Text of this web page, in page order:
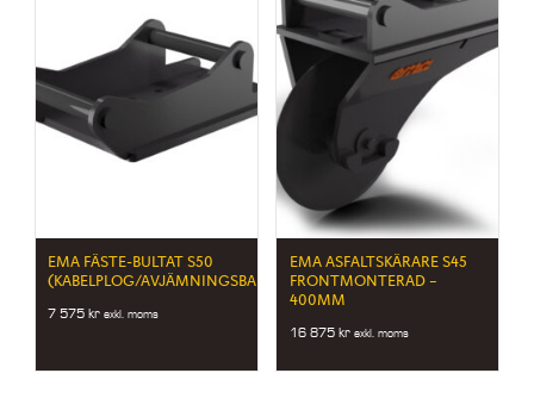
EMA FÄSTE-BULTAT S50
(KABELPLOG/AVJÄMNINGSBALK)
7 575kr exkl. moms
EMA ASFALTSKÄRARE S45
FRONTMONTERAD –
400MM
16 875 kr exkl. moms